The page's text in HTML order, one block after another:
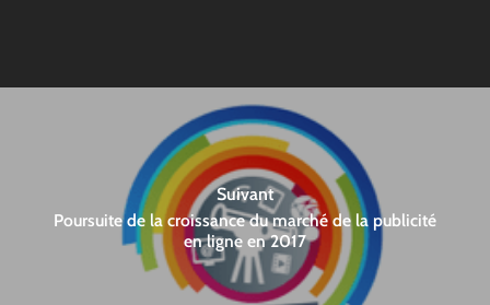
Suivant
Poursuite de la croissance du marché de la publicité
en ligne en 2017